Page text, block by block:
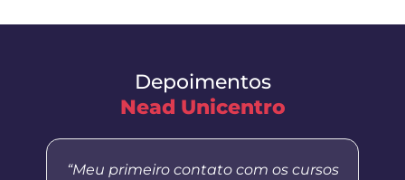
Depoimentos
Nead Unicentro
“Meu primeiro contato com os cursos